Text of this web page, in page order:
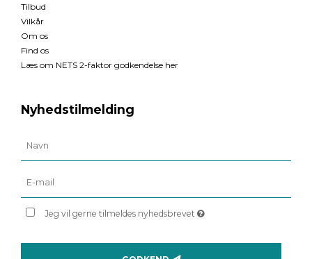
Tilbud
Vilkår
Om os
Find os
Læs om NETS 2-faktor godkendelse her
Nyhedstilmelding
Jeg vil gerne tilmeldes nyhedsbrevet